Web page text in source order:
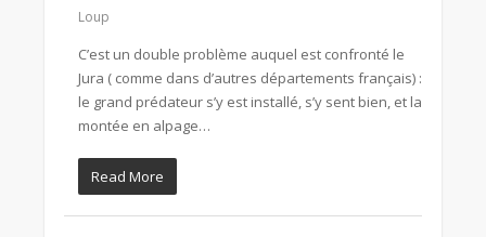
Loup
C’est un double problème auquel est confronté le
Jura ( comme dans d’autres départements français) :
le grand prédateur s’y est installé, s’y sent bien, et la
montée en alpage…
Read More